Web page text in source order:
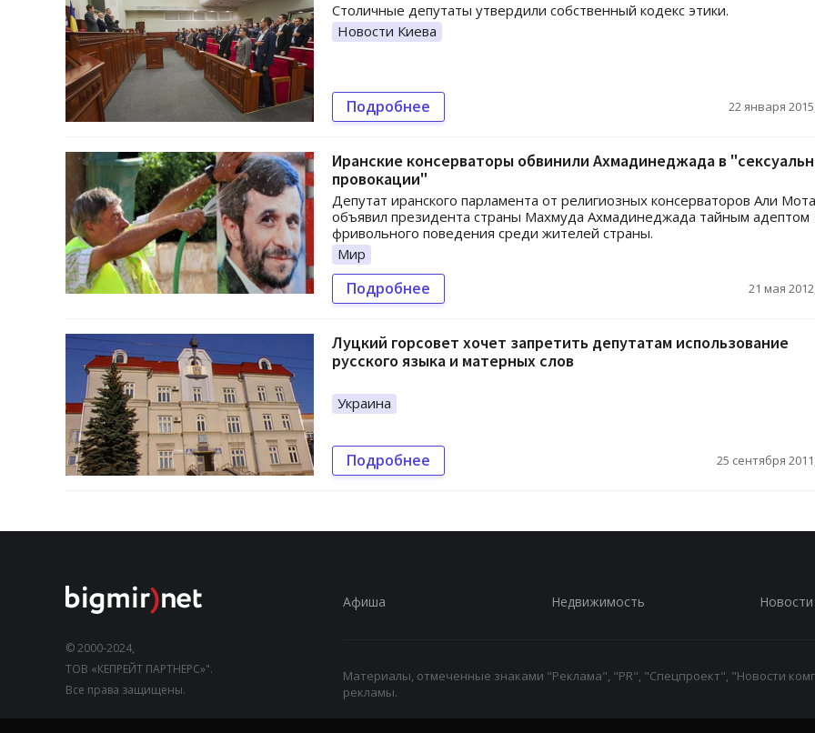
Столичные депутаты утвердили собственный кодекс этики.
Новости Киева
Подробнее 22 января
Иранские консерваторы обвинили Ахмадинеджада в
провокации"
Депутат иранского парламента от религиозных консерваторов Али
объявил президента страны Махмуда Ахмадинеджада тайным адептом
фривольного поведения среди жителей страны.
Мир
Подробнее 21 мая
Луцкий горсовет хочет запретить депутатам использование
русского языка и матерных слов
Украина
Подробнее 25 сентября
© 2000-2024,
ТОВ «КЕПРЕЙТ ПАРТНЕРС»".
Все права защищены.
Афиша Недвижимость Новости
Материалы, отмеченные знаками "Реклама", "PR", "Спецпроект", "Новости
рекламы.